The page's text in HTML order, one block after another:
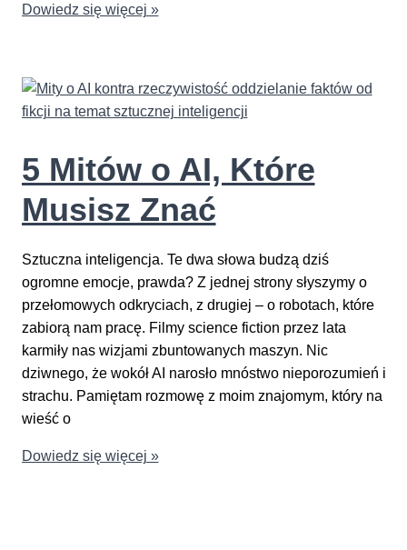
Czym
Inteligencja
Jak
na
Nasze
Życie
Dowiedz się więcej »
5 Mitów o AI, Które
Musisz Znać
Sztuczna inteligencja. Te dwa słowa budzą dziś
ogromne emocje, prawda? Z jednej strony słyszymy o
przełomowych odkryciach, z drugiej – o robotach, które
zabiorą nam pracę. Filmy science fiction przez lata
karmiły nas wizjami zbuntowanych maszyn. Nic
dziwnego, że wokół AI narosło mnóstwo nieporozumień i
strachu. Pamiętam rozmowę z moim znajomym, który na
wieść o
5
Dowiedz się więcej »